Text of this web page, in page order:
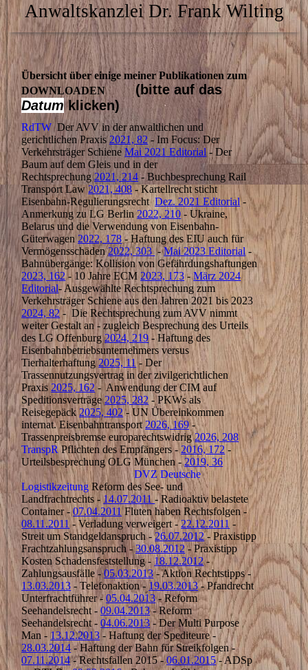
Anwaltskanzlei Dr. Frank Wilting
Übersicht über einige meiner Publikationen zum
DOWNLOADEN(bitte auf das
Datumklicken)
RdTWDer AVV in der anwaltlichen und
gerichtlichen Praxis2021, 82- Im Focus: Der
Verkehrsträger SchieneMai 2021 Editorial- Der
Baum auf dem Gleis und in der
Rechtsprechung2021, 214- Buchbesprechung Rail
Transport Law2021, 408- Kartellrecht sticht
Eisenbahn-RegulierungsrechtDez. 2021 Editorial-
Anmerkung zu LG Berlin2022, 210 - Ukraine,
Belarus und die Verwendung von Eisenbahn-
Güterwagen2022, 178- Haftung des EIU auch für
Vermögensschäden2022, 303 -Mai 2023 Editorial-
Bahnübergänge: Kollision von Gefährdungshaftungen
2023, 162- 10 Jahre ECM 2023, 173-März 2024
Editorial- Ausgewählte Rechtsprechung zum
Verkehrsträger Schiene aus den Jahren 2021 bis 2023
2024, 82- Die Rechtsprechung zum AVV nimmt
weiter Gestalt an - zugleich Besprechung des Urteils
des LG Offenburg2024, 219- Haftung des
Eisenbahnbetriebsunternehmers versus
Tierhalterhaftung2025, 11 - Der
Trassennutzungsvertrag in der zivilgerichtlichen
Praxis2025, 162- Anwendung der CIM auf
Speditionsverträge2025, 282 - PKWs als
Reisegepäck 2025, 402- UN Übereinkommen
internat. Eisenbahntransport2026, 169-
Trassenpreisbremse europarechtswidrig2026, 208
TranspR Pflichten des Empfängers -2016, 172 -
Urteilsbesprechung OLG München -2019, 36
DVZ Deutsche
LogistikzeitungReform des See- und
Landfrachtrechts - 14.07.2011- Radioaktiv belastete
Container -07.04.2011Fluten haben Rechtsfolgen -
08.11.2011 - Verladung verweigert -22.12.2011 -
Streit um Standgeldanspruch -26.07.2012- Praxistipp
Frachtzahlungsanspruch -30.08.2012- Praxistipp
Kosten Schadensfeststellung -18.12.2012-
Zahlungsausfälle -05.03.2013- Aktion Rechtstipps -
13.03.2013 - Telefonaktion -19.03.2013- Pfandrecht
Unterfrachtführer -05.04.2013- Reform
Seehandelsrecht -09.04.2013- Reform
Seehandelsrecht -04.06.2013- Der Multi Purpose
Man - 13.12.2013 - Haftung der Spediteure -
28.03.2014- Haftung der Bahn für Streikfolgen -
07.11.2014- Rechtsfallen 2015 -06.01.2015- ADSp